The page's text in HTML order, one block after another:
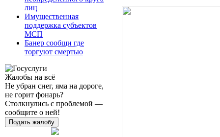
лиц
Имущественная
поддержка субъектов
МСП
Банер сообщи где
торгуют смертью
Жалобы на всё
Не убран снег, яма на дороге,
не горит фонарь?
Столкнулись с проблемой —
сообщите о ней!
Подать жалобу